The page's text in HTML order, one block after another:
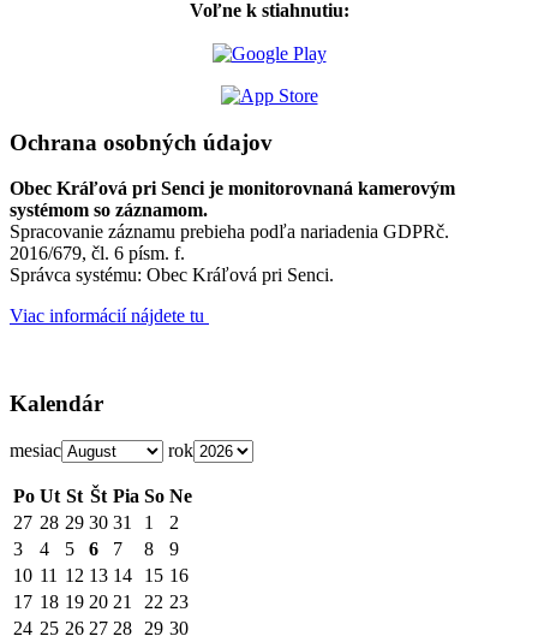
Voľne k stiahnutiu:
Ochrana osobných údajov
Obec Kráľová pri Senci je monitorovnaná kamerovým
systémom so záznamom.
Spracovanie záznamu prebieha podľa nariadenia GDPRč.
2016/679, čl. 6 písm. f.
Správca systému: Obec Kráľová pri Senci.
Viac informácií nájdete tu
Kalendár
mesiac rok
Po Ut St Št Pia So Ne
27 28 29 30 31 1
2
3
4 5 6 7 8
9
10 11 12 13 14 15 16
17 18 19 20 21 22 23
24 25 26 27 28 29 30